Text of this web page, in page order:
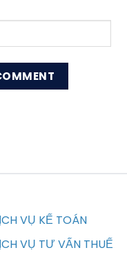
VỤ KẾ TOÁN
VỤ TƯ VẤN THUẾ